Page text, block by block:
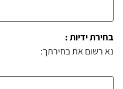
בחירת ידיות :
נא רשום את בחירתך: